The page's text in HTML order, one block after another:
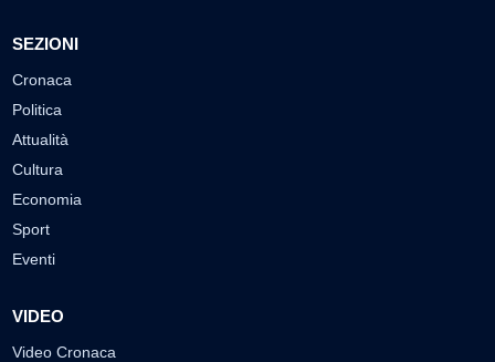
SEZIONI
Cronaca
Politica
Attualità
Cultura
Economia
Sport
Eventi
VIDEO
Video Cronaca